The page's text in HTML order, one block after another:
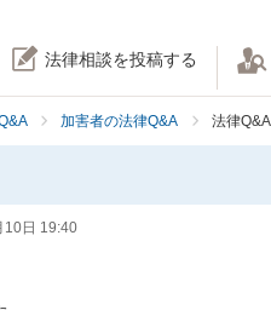
法律相談を投稿する
加害者の法律Q&A 法律
10日 19:40